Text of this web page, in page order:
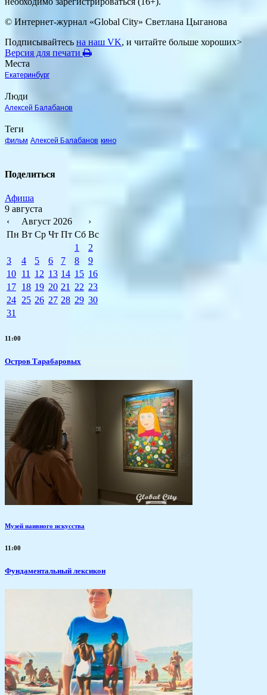
© Интернет-журнал «Global City» Светлана Цыганова
Подписывайтесь на наш VK, и читайте больше хороших>
Версия для печати
Места
Екатеринбург
Люди
Алексей Балабанов
Теги
фильм Алексей Балабанов кино
Поделиться
Афиша
9 августа
‹
Август 2026
›
Пн Вт Ср Чт Пт Сб Вс
1
2
3
4 5 6 7 8
9
10 11 12 13 14 15 16
17 18 19 20 21 22 23
24 25 26 27 28 29 30
31
11:00
Остров Тарабаровых
Музей наивного искусства
11:00
Фундаментальный лексикон